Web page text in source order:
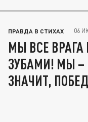
ПРАВДА В СТИХАХ 06
МЫ ВСЕ ВРАГА
ЗУБАМИ! МЫ –
ЗНАЧИТ,